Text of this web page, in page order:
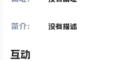
简介： 没有描述
互动